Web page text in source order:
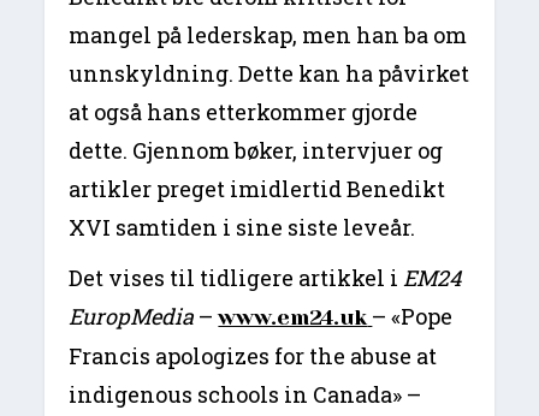
mangel på lederskap, men han ba om
unnskyldning. Dette kan ha påvirket
at også hans etterkommer gjorde
dette. Gjennom bøker, intervjuer og
artikler preget imidlertid Benedikt
XVI samtiden i sine siste leveår.
Det vises til tidligere artikkel iEM24
EuropMedia –www.em24.uk – «Pope
Francis apologizes for the abuse at
indigenous schools in Canada» –